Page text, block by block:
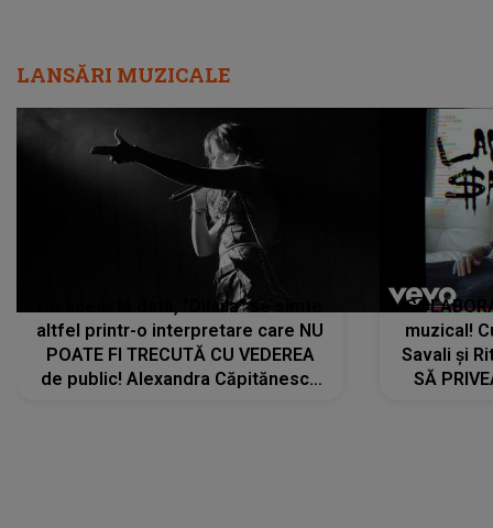
LANSĂRI MUZICALE
De această dată, "Dilaila" se simte
altfel printr-o interpretare care NU
POATE FI TRECUTĂ CU VEDEREA
de public! Alexandra Căpitănescu
muzical!
Savali și
SĂ